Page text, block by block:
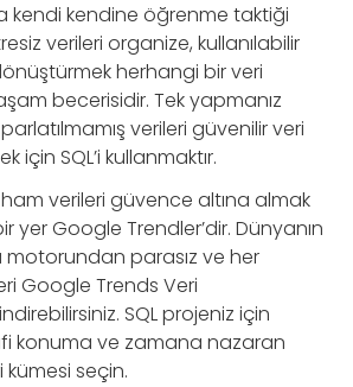
kendi kendine öğrenme taktiği
verileri organize, kullanılabilir
herhangi bir veri
becerisidir. Tek yapmanız
verileri güvenilir veri
için SQL’i kullanmaktır.
verileri güvence altına almak
yer Google Trendler’dir. Dünyanın
parasız ve her
Google Trends Veri
SQL projeniz için
konuma ve zamana nazaran
kümesi seçin.